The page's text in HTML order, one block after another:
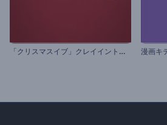
「
クリスマスイブ」クレイイントロ動画 漫画キ